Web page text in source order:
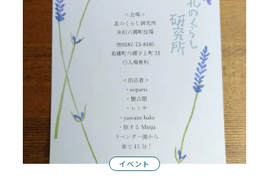
イベント